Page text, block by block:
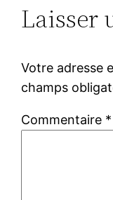
Laisser
Votre adresse
champs
Commentaire *